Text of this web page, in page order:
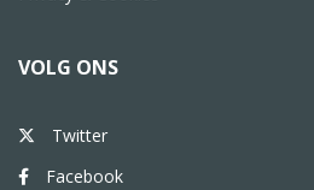
VOLG ONS
Twitter
Facebook